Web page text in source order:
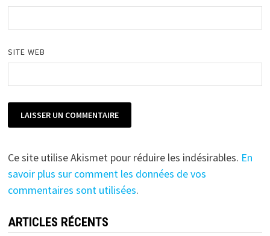
SITE WEB
Ce site utilise Akismet pour réduire les indésirables. En
savoir plus sur comment les données de vos
commentaires sont utilisées.
ARTICLES RÉCENTS